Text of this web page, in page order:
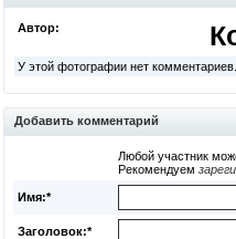
Автор:
У этой фотографии нет комментариев.
Добавить комментарий
Любой участник
Рекомендуем
Имя:*
Заголовок:*